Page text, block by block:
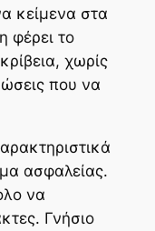
κείμενα στα
φέρει το
χωρίς
που να
ασφαλείας.
να
Γνήσιο